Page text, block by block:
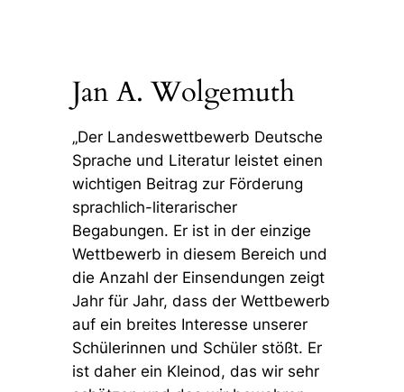
Jan A. Wolgemuth
„Der Landeswettbewerb Deutsche
Sprache und Literatur leistet einen
wichtigen Beitrag zur Förderung
sprachlich-literarischer
Begabungen. Er ist in der einzige
Wettbewerb in diesem Bereich und
die Anzahl der Einsendungen zeigt
Jahr für Jahr, dass der Wettbewerb
auf ein breites Interesse unserer
Schülerinnen und Schüler stößt. Er
ist daher ein Kleinod, das wir sehr